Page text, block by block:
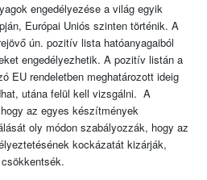
engedélyezése a világ egyik
Európai Uniós szinten történik. A
ún. pozitív lista hatóanyagaiból
engedélyezhetik. A pozitív listán a
EU rendeletben meghatározott ideig
utána felül kell vizsgálni. A
az egyes készítmények
oly módon szabályozzák, hogy az
kockázatát kizárják,